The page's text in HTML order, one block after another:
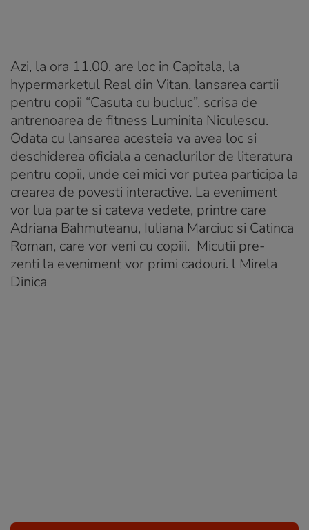
Azi, la ora 11.00, are loc in Capitala, la
hypermarketul Real din Vitan, lansarea cartii
pentru copii “Casuta cu bucluc”, scrisa de
antrenoarea de fitness Luminita Niculescu.
Odata cu lansarea acesteia va avea loc si
deschiderea oficiala a cenaclurilor de literatura
pentru copii, unde cei mici vor putea participa la
crearea de povesti interactive. La eveniment
vor lua parte si cateva vedete, printre care
Adriana Bahmuteanu, Iuliana Marciuc si Catinca
Roman, care vor veni cu copiii. Micutii pre-
zenti la eveniment vor primi cadouri. l Mirela
Dinica